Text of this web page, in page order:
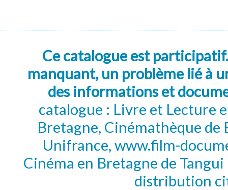
Ce catalogue est
manquant, un problème lié à
des informations et
catalogue : Livre et Lecture
Bretagne, Cinémathèque de
Unifrance, www.film-
Cinéma en Bretagne de
distribution